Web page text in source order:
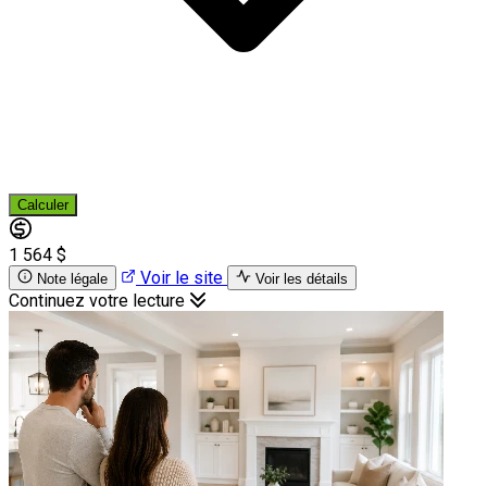
Calculer
1 564 $
Note légale Voir le site Voir les détails
Continuez votre lecture